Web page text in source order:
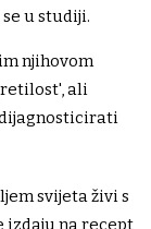
u studiji.
njihovom
ali
svijeta živi s
izdaju na recept